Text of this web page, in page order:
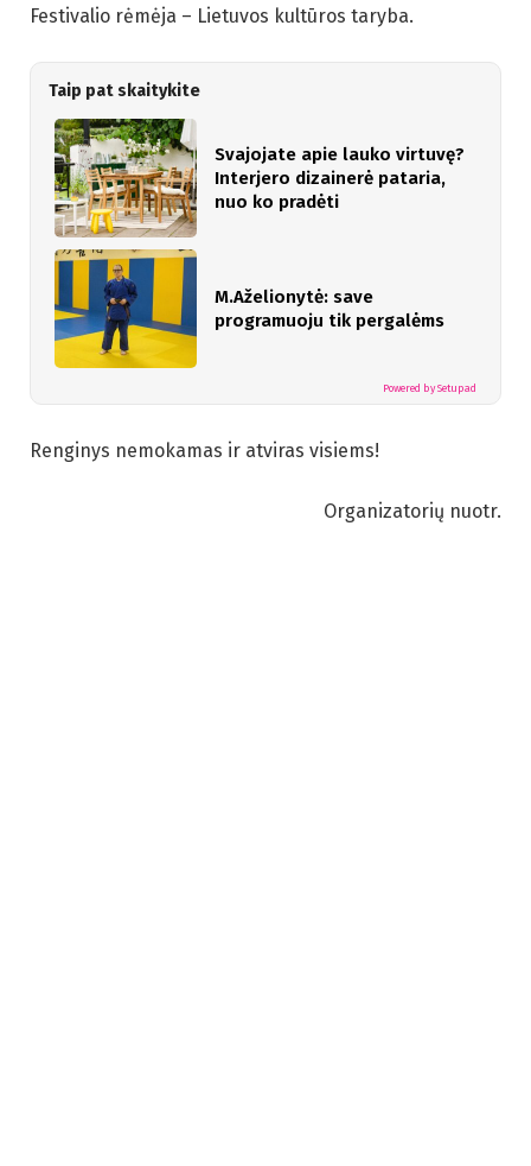
Festivalio rėmėja – Lietuvos kultūros taryba.
Taip pat skaitykite
Svajojate apie lauko virtuvę?
Interjero dizainerė pataria,
nuo ko pradėti
M.Aželionytė: save
programuoju tik pergalėms
Powered by Setupad
Renginys nemokamas ir atviras visiems!
Organizatorių nuotr.